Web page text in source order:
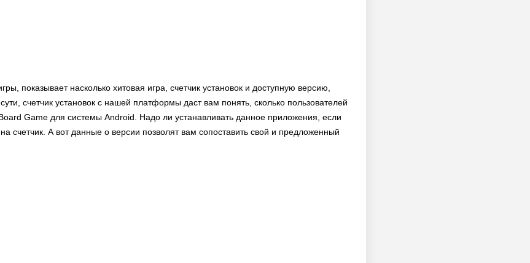
показывает насколько хитовая игра, счетчик установок и доступную версию,
счетчик установок с нашей платформы даст вам понять, сколько пользователей
Game для системы Android. Надо ли устанавливать данное приложения, если
счетчик. А вот данные о версии позволят вам сопоставить свой и предложенный